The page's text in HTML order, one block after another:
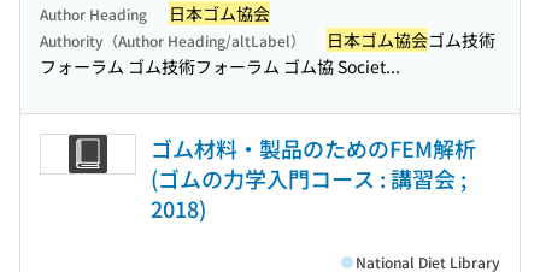
Author Heading 日本ゴム協会
Authority（Author Heading/altLabel） 日本ゴム協会ゴム技術
フォーラム ゴム技術フォーラム ゴム協 Societ...
ゴム材料・製品のためのFEM解析
(ゴムの力学入門コース : 講習会 ;
2018)
National Diet Library